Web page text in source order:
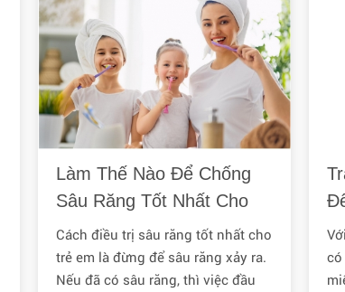
Làm Thế Nào Để Chống
Sâu Răng Tốt Nhất Cho
Trẻ Em
Cách điều trị sâu răng tốt nhất cho
trẻ em là đừng để sâu răng xảy ra.
Nếu đã có sâu răng, thì việc đầu
có